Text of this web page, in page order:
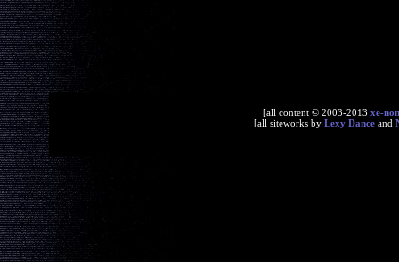
[all content © 2003-2013 xe-
[all siteworks by Lexy Dance and